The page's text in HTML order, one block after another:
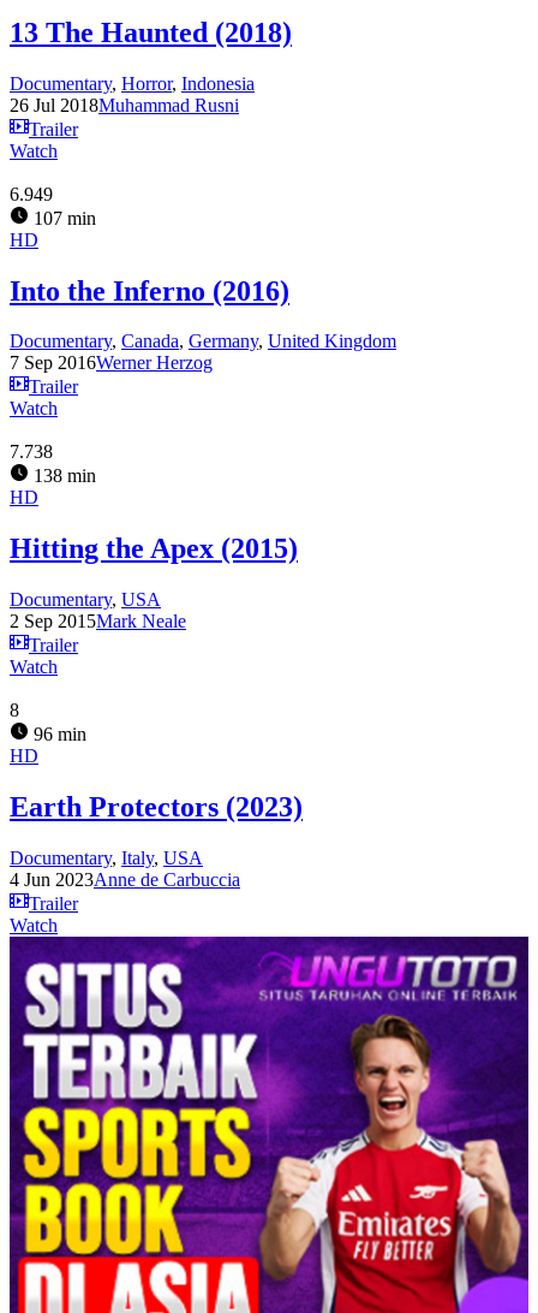
13 The Haunted (2018)
Documentary, Horror, Indonesia
26 Jul 2018Muhammad Rusni
Trailer
Watch
6.949
107 min
HD
Into the Inferno (2016)
Documentary, Canada, Germany, United Kingdom
7 Sep 2016Werner Herzog
Trailer
Watch
7.738
138 min
HD
Hitting the Apex (2015)
Documentary, USA
2 Sep 2015Mark Neale
Trailer
Watch
8
96 min
HD
Earth Protectors (2023)
Documentary, Italy, USA
4 Jun 2023Anne de Carbuccia
Trailer
Watch